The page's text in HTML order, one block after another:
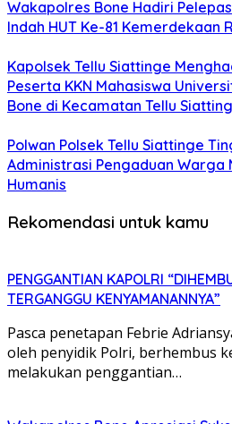
Wakapolres Bone Hadiri
Indah HUT Ke-81 Kemerdekaan
Kapolsek Tellu Siattinge
Peserta KKN Mahasiswa
Bone di Kecamatan Tellu
Polwan Polsek Tellu Siattinge
Administrasi Pengaduan Warga
Humanis
Rekomendasi untuk kamu
PENGGANTIAN KAPOLRI
TERGANGGU KENYAMANANNYA”
Pasca penetapan Febrie
oleh penyidik Polri, berhembus
melakukan penggantian…